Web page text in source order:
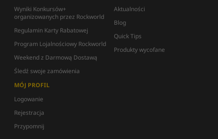
Wyniki Konkursów+
organizowanych przez Rockworld
Regulamin Karty Rabatowej
Program Lojalnościowy Rockworld
Weekend z Darmową Dostawą
Śledź swoje zamówienia
Aktualności
Blog
Quick Tips
Produkty wycofane
MÓJ PROFIL
Logowanie
Rejestracja
Przypomnij